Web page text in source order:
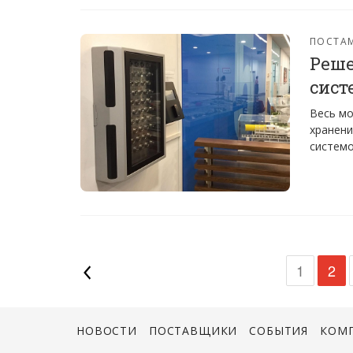
Весь
1 2
НОВОСТИ ПОСТАВЩИКИ СОБЫТИЯ